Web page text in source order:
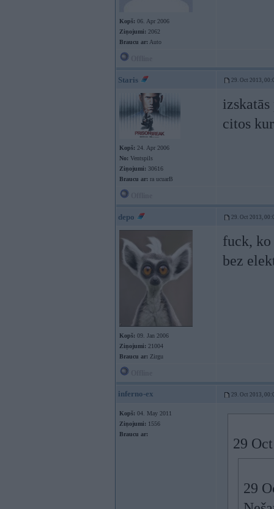
Kopš: 06. Apr 2006
Ziņojumi: 2062
Braucu ar: Auto
Staris 29. Oct 2013,
Kopš: 24. Apr 2006
No: Ventspils
Ziņojumi: 30616
Braucu ar: ra ucuarB
citos
depo 29. Oct 2013,
Kopš: 09. Jan 2006
Ziņojumi: 21004
Braucu ar: Zirgu
fuck, ko
bez
inferno-ex 29. Oct 2013,
Kopš: 04. May 2011
Ziņojumi: 1556
Braucu ar:
29
29